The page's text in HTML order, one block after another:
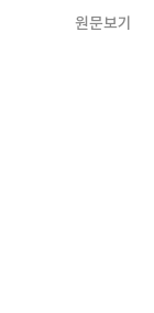
원문보기